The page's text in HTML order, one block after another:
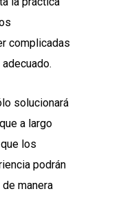
complicadas
solucionará
a largo
los
podrán
manera